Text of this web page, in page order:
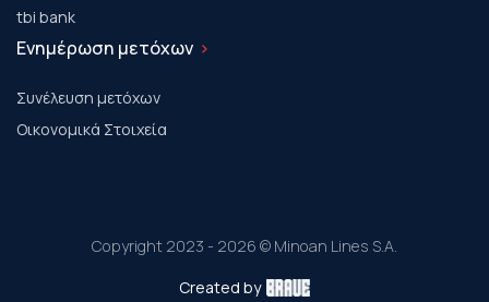
tbi bank
Ενημέρωση μετόχων
Συνέλευση μετόχων
Οικονομικά Στοιχεία
Copyright 2023 - 2026 © Minoan Lines S.A.
Created by